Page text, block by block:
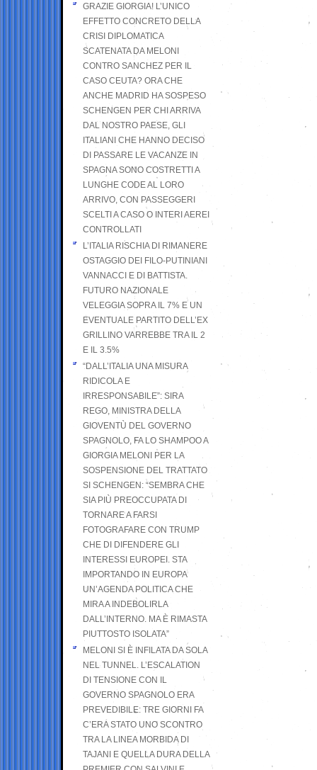
GRAZIE GIORGIA! L’UNICO
EFFETTO CONCRETO DELLA
CRISI DIPLOMATICA
SCATENATA DA MELONI
CONTRO SANCHEZ PER IL
CASO CEUTA? ORA CHE
ANCHE MADRID HA SOSPESO
SCHENGEN PER CHI ARRIVA
DAL NOSTRO PAESE, GLI
ITALIANI CHE HANNO DECISO
DI PASSARE LE VACANZE IN
SPAGNA SONO COSTRETTI A
LUNGHE CODE AL LORO
ARRIVO, CON PASSEGGERI
SCELTI A CASO O INTERI AEREI
CONTROLLATI
L’ITALIA RISCHIA DI RIMANERE
OSTAGGIO DEI FILO-PUTINIANI
VANNACCI E DI BATTISTA.
FUTURO NAZIONALE
VELEGGIA SOPRA IL 7% E UN
EVENTUALE PARTITO DELL’EX
GRILLINO VARREBBE TRA IL 2
E IL 3.5%
“DALL’ITALIA UNA MISURA
RIDICOLA E
IRRESPONSABILE”: SIRA
REGO, MINISTRA DELLA
GIOVENTÙ DEL GOVERNO
SPAGNOLO, FA LO SHAMPOO A
GIORGIA MELONI PER LA
SOSPENSIONE DEL TRATTATO
SI SCHENGEN: “SEMBRA CHE
SIA PIÙ PREOCCUPATA DI
TORNARE A FARSI
FOTOGRAFARE CON TRUMP
CHE DI DIFENDERE GLI
INTERESSI EUROPEI. STA
IMPORTANDO IN EUROPA
UN’AGENDA POLITICA CHE
MIRA A INDEBOLIRLA
DALL’INTERNO. MA È RIMASTA
PIUTTOSTO ISOLATA”
MELONI SI È INFILATA DA SOLA
NEL TUNNEL. L’ESCALATION
DI TENSIONE CON IL
GOVERNO SPAGNOLO ERA
PREVEDIBILE: TRE GIORNI FA
C’ERA STATO UNO SCONTRO
TRA LA LINEA MORBIDA DI
TAJANI E QUELLA DURA DELLA